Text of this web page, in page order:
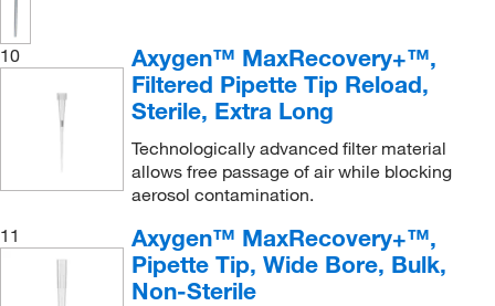
10
Axygen™ MaxRecovery+™,
Filtered Pipette Tip Reload,
Sterile, Extra Long
Technologically advanced filter material
allows free passage of air while blocking
aerosol contamination.
11
Axygen™ MaxRecovery+™,
Pipette Tip, Wide Bore, Bulk,
Non-Sterile